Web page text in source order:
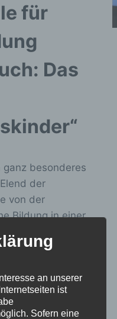
für
Das
ganz besonderes
der
von der
Bildung in einer
zu einem
werden, danke
Bildung für
Themas, hier
an unserer
ist
Sofern eine